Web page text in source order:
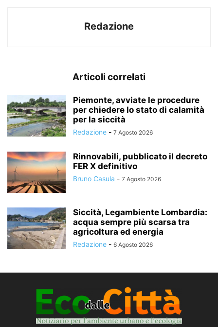
Redazione
Articoli correlati
Piemonte, avviate le procedure
per chiedere lo stato di calamità
per la siccità
Redazione - 7 Agosto 2026
Rinnovabili, pubblicato il decreto
FER X definitivo
Bruno Casula - 7 Agosto 2026
Siccità, Legambiente Lombardia:
acqua sempre più scarsa tra
agricoltura ed energia
Redazione - 6 Agosto 2026